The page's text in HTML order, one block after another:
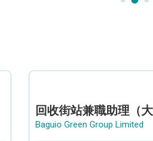
Baguio Green Group Limited